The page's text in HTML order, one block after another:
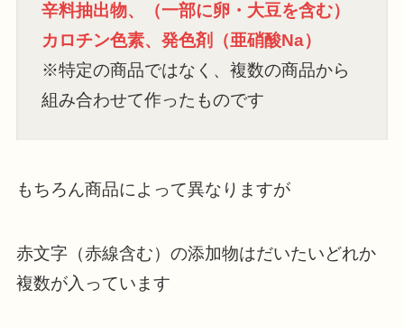
辛料抽出物、（一部に卵・大豆を含む）
カロチン色素、発色剤（亜硝酸Na）
※特定の商品ではなく、複数の商品から
組み合わせて作ったものです
もちろん商品によって異なりますが
赤文字（赤線含む）の添加物はだいたいどれか
複数が入っています